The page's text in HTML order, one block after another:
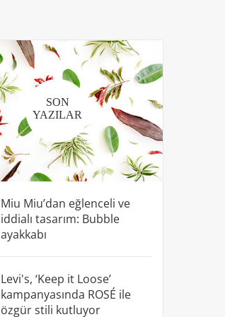
SON
YAZILAR
Miu Miu’dan eğlenceli ve
iddialı tasarım: Bubble
ayakkabı
Levi's, ‘Keep it Loose’
kampanyasında ROSÉ ile
özgür stili kutluyor